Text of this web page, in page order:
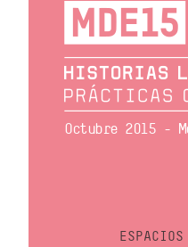
Octubre 2015 -